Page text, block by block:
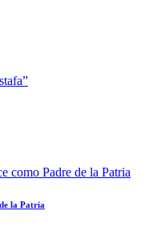
la Patria